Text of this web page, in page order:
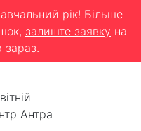
рік! Більше
залиште заявку на
зараз.
Антра